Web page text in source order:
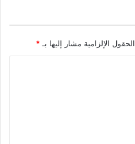
الحقول الإلزامية مشار إليها بـ *